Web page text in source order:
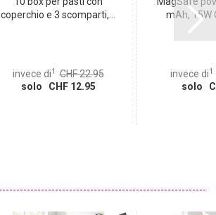
coperchio e 3 scomparti,...
invece di1 CHF 22.95
solo CHF 12.95
mAh, 15W
invece di1
solo